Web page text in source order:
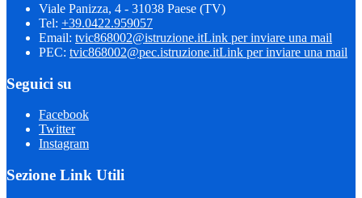
Viale Panizza, 4 - 31038 Paese (TV)
Tel: +39.0422.959057
Email: tvic868002@istruzione.itLink per inviare una mail
PEC: tvic868002@pec.istruzione.itLink per inviare una mail
Seguici su
Facebook
Twitter
Instagram
Sezione Link Utili